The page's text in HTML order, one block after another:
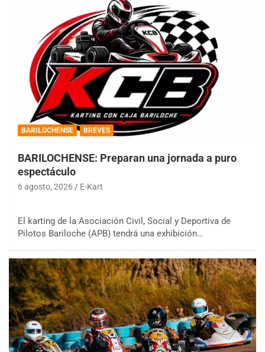
BARILOCHENSE BREVES
BARILOCHENSE: Preparan una jornada a puro
espectáculo
6 agosto, 2026 E-Kart
El karting de la Asociación Civil, Social y Deportiva de
Pilotos Bariloche (APB) tendrá una exhibición…